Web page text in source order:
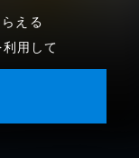
える
利用して